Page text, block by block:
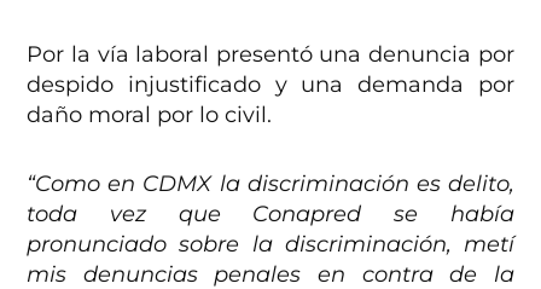
Por la vía laboral presentó una denuncia por
despido injustificado y una demanda por
daño moral por lo civil.
“Como en CDMX la discriminación es delito,
toda vez que Conapred se había
pronunciado sobre la discriminación, metí
mis denuncias penales en contra de la